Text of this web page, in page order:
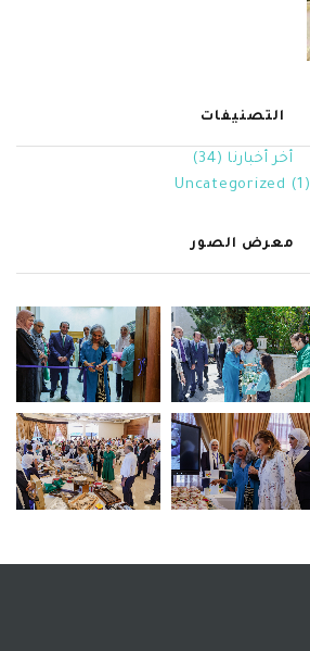
التصنيفات
أخر أخبارنا (34)
Uncategorized (1)
معرض الصور